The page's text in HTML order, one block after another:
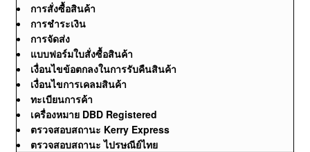
การสั่งซื้อสินค้า
การชำระเงิน
การจัดส่ง
แบบฟอร์มใบสั่งซื้อสินค้า
เงื่อนไขข้อตกลงในการรับคืนสินค้า
เงื่อนไขการเคลมสินค้า
ทะเบียนการค้า
เครื่องหมาย DBD Registered
ตรวจสอบสถานะ Kerry Express
ตรวจสอบสถานะ ไปรษณีย์ไทย